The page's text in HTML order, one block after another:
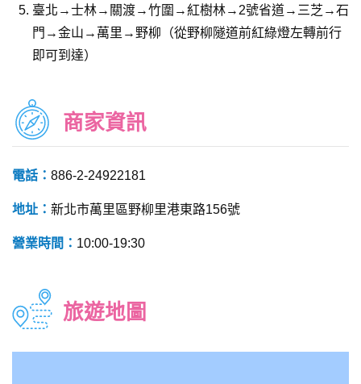
臺北→士林→關渡→竹圍→紅樹林→2號省道→三芝→石
門→金山→萬里→野柳（從野柳隧道前紅綠燈左轉前行
即可到達）
商家資訊
電話： 886-2-24922181
地址： 新北市萬里區野柳里港東路156號
營業時間： 10:00-19:30
旅遊地圖